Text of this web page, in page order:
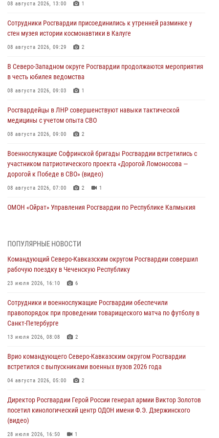
08 августа 2026, 13:00 1
Сотрудники Росгвардии присоединились к утренней разминке у
стен музея истории космонавтики в Калуге
08 августа 2026, 09:29 2
В Северо-Западном округе Росгвардии продолжаются мероприятия
в честь юбилея ведомства
08 августа 2026, 09:03 1
Росгвардейцы в ЛНР совершенствуют навыки тактической
медицины с учетом опыта СВО
08 августа 2026, 09:00 2
Военнослужащие Софринской бригады Росгвардии встретились с
участником патриотического проекта «Дорогой Ломоносова —
дорогой к Победе в СВО» (видео)
08 августа 2026, 07:00 2 1
ОМОН «Ойрат» Управления Росгвардии по Республике Калмыкия
настольному теннису ко Дню физкультурника
08 августа 2026, 07:00
Кузбассе
08 августа 2026, 07:00
В Москве росгвардейцы оказали помощь медикам и девушке с
08 августа 2026, 06:32 1
Спецназ Росгвардии в Марий Эл почтил память товарища на
08 августа 2026, 06:15
ПОПУЛЯРНЫЕ НОВОСТИ
Командующий Северо-Кавказским округом Росгвардии совершил
рабочую поездку в Чеченскую Республику
23 июля 2026, 16:10 6
Сотрудники и военнослужащие Росгвардии обеспечили
правопорядок при проведении товарищеского матча по футболу в
Санкт-Петербурге
13 июля 2026, 08:08 2
Врио командующего Северо-Кавказским округом Росгвардии
встретился с выпускниками военных вузов 2026 года
04 августа 2026, 05:00 2
Директор Росгвардии Герой России генерал армии Виктор Золотов
посетил кинологический центр ОДОН имени Ф.Э. Дзержинского
(видео)
28 июля 2026, 16:50 1